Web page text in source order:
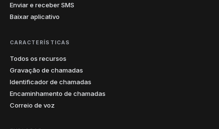
Enviar e receber SMS
Baixar aplicativo
CARACTERÍSTICAS
Todos os recursos
Gravação de chamadas
Identificador de chamadas
Encaminhamento de chamadas
Correio de voz